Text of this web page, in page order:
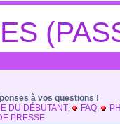
à vos questions !
DU DÉBUTANT, FAQ,
PRESSE